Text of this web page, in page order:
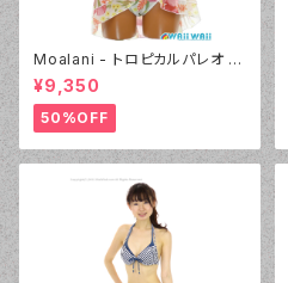
Moalani - トロピカルパレオ 3
点セット（3608 - 01:ホワイト）
¥9,350
50%OFF